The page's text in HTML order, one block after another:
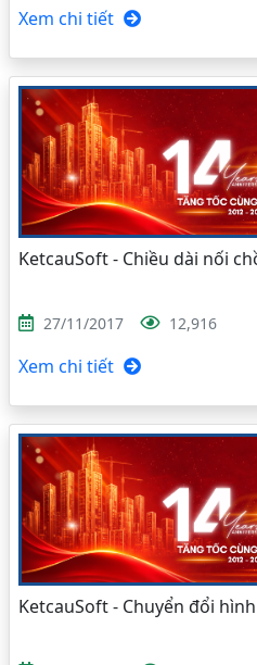
Xem chi tiết
KetcauSoft - Chiều dài nối
27/11/2017 12,916
Xem chi tiết
KetcauSoft - Chuyển đổi